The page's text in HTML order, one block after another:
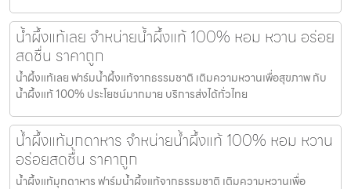
น้ำผึ้งแท้เลย จำหน่ายน้ำผึ้งแท้ 100% หอม หวาน อร่อย
สดชื่น ราคาถูก
น้ำผึ้งแท้เลย ฟาร์มน้ำผึ้งแท้จากธรรมชาติ เติมความหวานเพื่อสุขภาพ กับ
น้ำผึ้งแท้ 100% ประโยชน์มากมาย บริการส่งได้ทั่วไทย
น้ำผึ้งแท้มุกดาหาร จำหน่ายน้ำผึ้งแท้ 100% หอม หวาน
อร่อยสดชื่น ราคาถูก
น้ำผึ้งแท้มุกดาหาร ฟาร์มน้ำผึ้งแท้จากธรรมชาติ เติมความหวานเพื่อ